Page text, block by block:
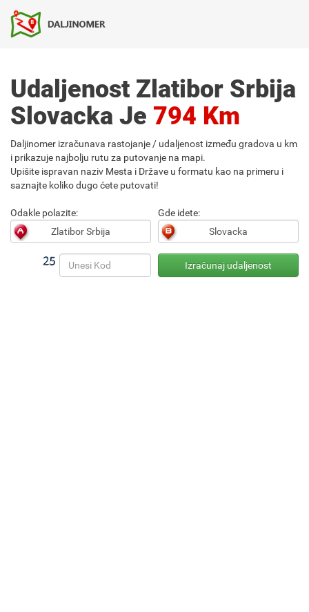
Udaljenost Zlatibor Srbija
Slovacka Je 794 Km
Daljinomer izračunava rastojanje / udaljenost između gradova u km
i prikazuje najbolju rutu za putovanje na mapi.
Upišite ispravan naziv Mesta i Države u formatu kao na primeru i
saznajte koliko dugo ćete putovati!
Odakle polazite: Gde idete: